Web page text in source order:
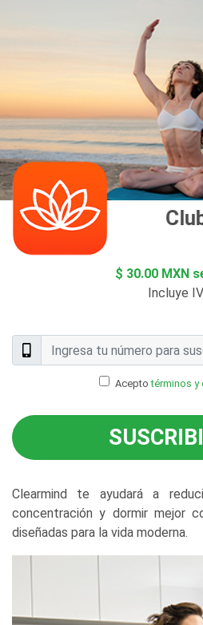
$ 30.00 MXN
Incluye
Aceptotérminos y
Clearmind te ayudará a
concentración y dormir mejor
diseñadas para la vida moderna.